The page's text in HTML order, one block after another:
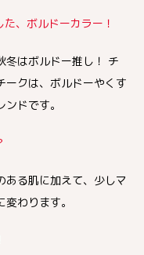
、ボルドーカラー！
冬はボルドー推し！ チ
ークは、ボルドーやくす
ドです。
ある肌に加えて、少しマ
わります。